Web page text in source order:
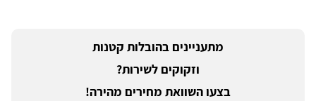
מתעניינים בהובלות קטנות
וזקוקים לשירות?
בצעו השוואת מחירים מהירה!